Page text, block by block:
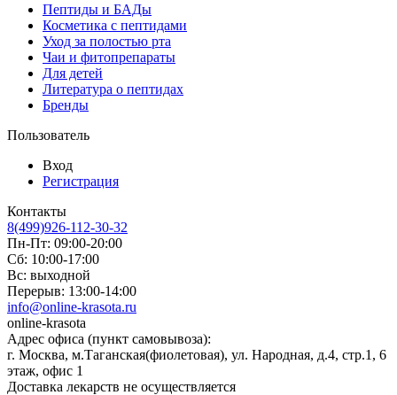
Пептиды и БАДы
Косметика с пептидами
Уход за полостью рта
Чаи и фитопрепараты
Для детей
Литература о пептидах
Бренды
Пользователь
Вход
Регистрация
Контакты
8(499)926-112-30-32
Пн-Пт: 09:00-20:00
Сб: 10:00-17:00
Вс: выходной
Перерыв: 13:00-14:00
info@online-krasota.ru
online-krasota
Адрес офиса (пункт самовывоза):
г. Москва, м.Таганская(фиолетовая), ул. Народная, д.4, стр.1, 6
этаж, офис 1
Доставка лекарств не осуществляется